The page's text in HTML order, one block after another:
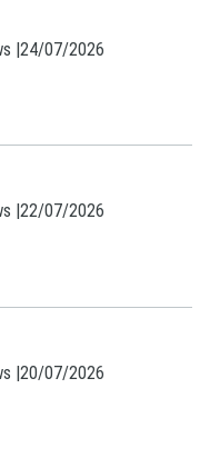
|24/07/2026
|22/07/2026
|20/07/2026